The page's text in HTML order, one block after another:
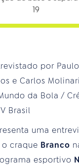
19
uma
craque Branco
esportivo